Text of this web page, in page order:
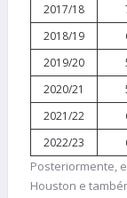
2017/18
2018/19
2019/20
2020/21
2021/22
2022/23
Posteriormente,
Houston e